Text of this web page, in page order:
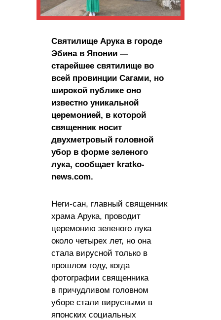
Святилище Арука в городе
Эбина в Японии —
старейшее святилище во
всей провинции Сагами, но
широкой публике оно
известно уникальной
церемонией, в которой
священник носит
двухметровый головной
убор в форме зеленого
лука, сообщает kratko-
news.com.
Неги-сан, главный священник
храма Арука, проводит
церемонию зеленого лука
около четырех лет, но она
стала вирусной только в
прошлом году, когда
фотографии священника
в причудливом головном
уборе стали вирусными в
японских социальных